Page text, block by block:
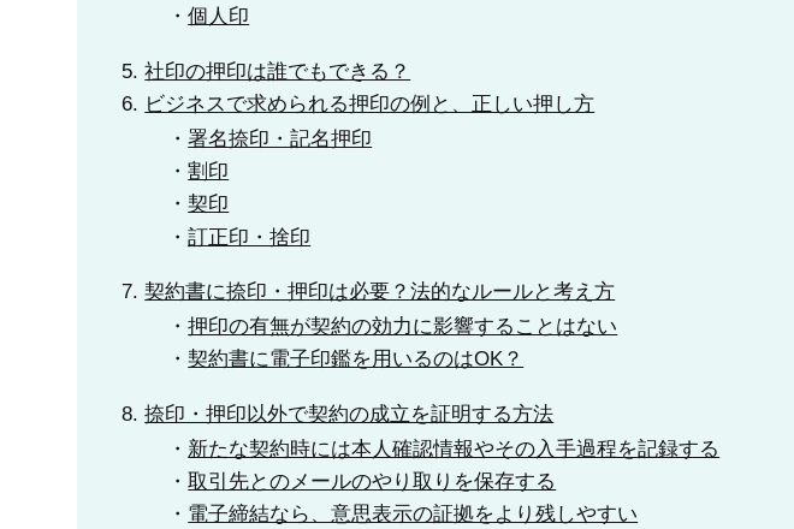
個人印
社印の押印は誰でもできる？
ビジネスで求められる押印の例と、正しい押し方
署名捺印・記名押印
割印
契印
訂正印・捨印
契約書に捺印・押印は必要？法的なルールと考え方
押印の有無が契約の効力に影響することはない
契約書に電子印鑑を用いるのはOK？
捺印・押印以外で契約の成立を証明する方法
新たな契約時には本人確認情報やその入手過程を記録する
取引先とのメールのやり取りを保存する
電子締結なら、意思表示の証拠をより残しやすい